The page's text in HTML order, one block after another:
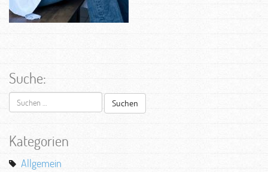
Suche:
Suchen
nach:
Kategorien
Allgemein